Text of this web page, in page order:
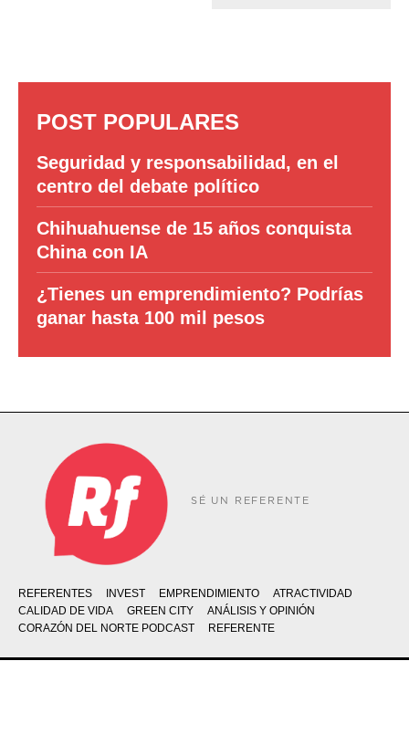
POST POPULARES
Seguridad y responsabilidad, en el
centro del debate político
Chihuahuense de 15 años conquista
China con IA
¿Tienes un emprendimiento? Podrías
ganar hasta 100 mil pesos
SÉ UN REFERENTE
REFERENTES INVEST EMPRENDIMIENTO
ATRACTIVIDAD
CALIDAD DE VIDA
GREEN CITY
ANÁLISIS Y OPINIÓN
CORAZÓN DEL NORTE PODCAST
REFERENTE